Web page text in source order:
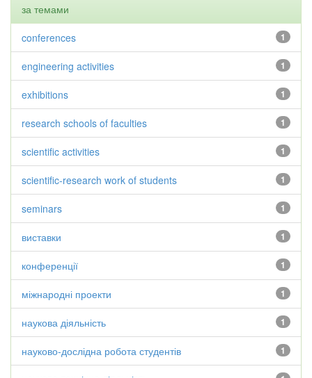
за темами
1
conferences
1
engineering activities
1
exhibitions
1
research schools of faculties
1
scientific activities
1
scientific-research work of students
1
seminars
1
виставки
1
конференції
1
міжнародні проекти
1
наукова діяльність
1
науково-дослідна робота студентів